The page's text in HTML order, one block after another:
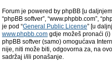
Forum je powered by phpBB [u daljnjem
“phpBB softver”, “www.phpbb.com”,
je pod “General Public License” [u
www.phpbb.com gdje možeš pronaći
phpBB softver (samo) omogućava
nije, niti može biti, odgovorna za, na
sadržaj i/ili ponašanje.